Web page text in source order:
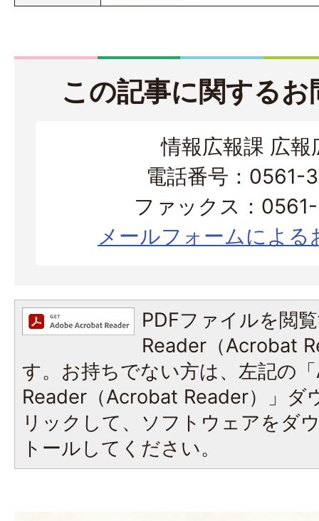
この記事に関する
情報広報課 広報
電話番号：0561-
ファックス：
メールフォームによる
PDFファイルを閲
Reader（Acrobat
す。お持ちでない方は、左記の
Reader（Acrobat Reader）」ダ
リックして、ソフトウェアをダ
トールしてください。